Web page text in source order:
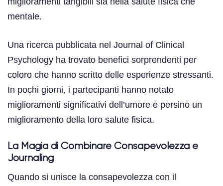
mentale.
Una ricerca pubblicata nel Journal of Clinical
Psychology ha trovato benefici sorprendenti per
coloro che hanno scritto delle esperienze stressanti.
In pochi giorni, i partecipanti hanno notato
miglioramenti significativi dell’umore e persino un
miglioramento della loro salute fisica.
La Magia di Combinare Consapevolezza e
Journaling
Quando si unisce la consapevolezza con il